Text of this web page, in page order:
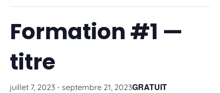
Formation #1 —
titre
juillet 7, 2023 - septembre 21, 2023GRATUIT